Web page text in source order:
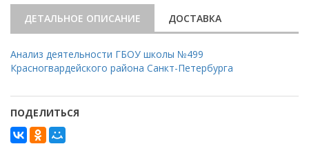
ДЕТАЛЬНОЕ ОПИСАНИЕ ДОСТАВКА
Анализ деятельности ГБОУ школы №499
Красногвардейского района Санкт-Петербурга
ПОДЕЛИТЬСЯ